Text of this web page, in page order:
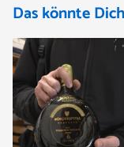
Das könnte